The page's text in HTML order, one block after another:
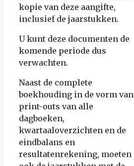
kopie van deze aangifte,
inclusief de jaarstukken.
U kunt deze documenten de
komende periode dus
verwachten.
Naast de complete
boekhouding in de vorm van
print-outs van alle
dagboeken,
kwartaaloverzichten en de
eindbalans en
resultatenrekening, moeten